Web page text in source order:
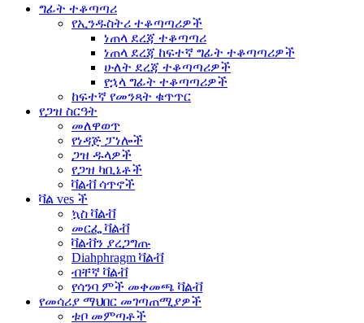
ግፊት ተቆጣጣሪ
የኢንዱስትሪ ተቆጣጣሪዎች
ነጠላ ደረጃ ተቆጣጣሪ
ነጠላ ደረጃ ከፍተኛ ግፊት ተቆጣጣሪዎች
ሁለት ደረጃ ተቆጣጣሪዎች
የኋላ ግፊት ተቆጣጣሪዎች
ከፍተኛ የመንጻት ቁጥጥር
የጋዝ ስርዓት
መለዋወጥ
የነዳጅ ፓነሎች
ጋዝ ዱላዎች
የጋዝ ካቢኔቶች
ቫልቭ ሳጥኖች
ቫል ves ች
ኳስ ቫልቭ
መርፌ ቫልቭ
ቫልቭን ያረጋግጡ
Diahphragm ቫልቭ
ብቸኛ ቫልቭ
የሳንባ ምች መቀመጫ ቫልቭ
የመሳሪያ ማህበር መገጣጠሚያዎች
ቱቦ መምጣቶች